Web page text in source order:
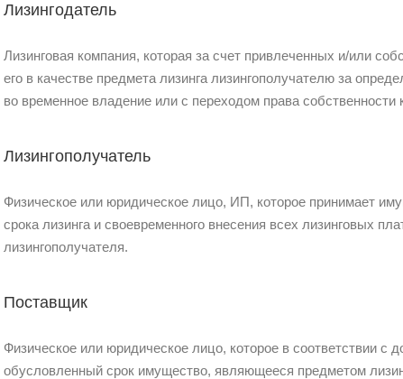
Лизингодатель
Лизинговая компания, которая за счет привлеченных и/или
его в качестве предмета лизинга лизингополучателю за
во временное владение или с переходом права собственности
Лизингополучатель
Физическое или юридическое лицо, ИП, которое принимает
срока лизинга и своевременного внесения всех лизинговых
лизингополучателя.
Поставщик
Физическое или юридическое лицо, которое в соответствии с
обусловленный срок имущество, являющееся предметом